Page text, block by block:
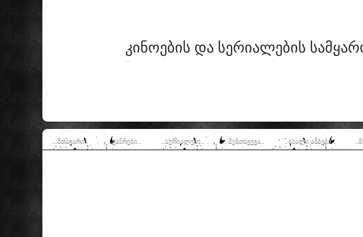
კინოების და სერიალების
...
...მთავარი.. ..ჟანრები.. ..სერიალები.. ..შემთხვევა.. ..ახალი ამბები..